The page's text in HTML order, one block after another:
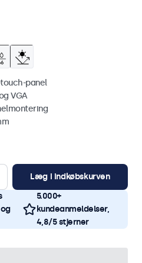
panel
VGA
Læg i indkøbskurven
5.000+
kundeanmeldelser,
4,8/5 stjerner